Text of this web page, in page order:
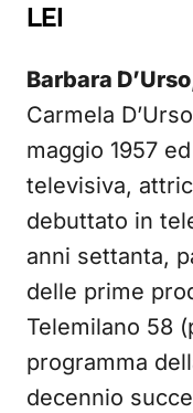
LEI
Barbara D’Urso
Carmela
maggio 1957
televisiva,
debuttato in
anni settanta,
delle prime
Telemilano 58
programma
decennio